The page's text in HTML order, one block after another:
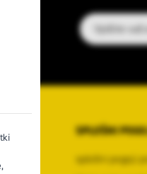
E-poštni
SPLOŠNI
splošni pogoji